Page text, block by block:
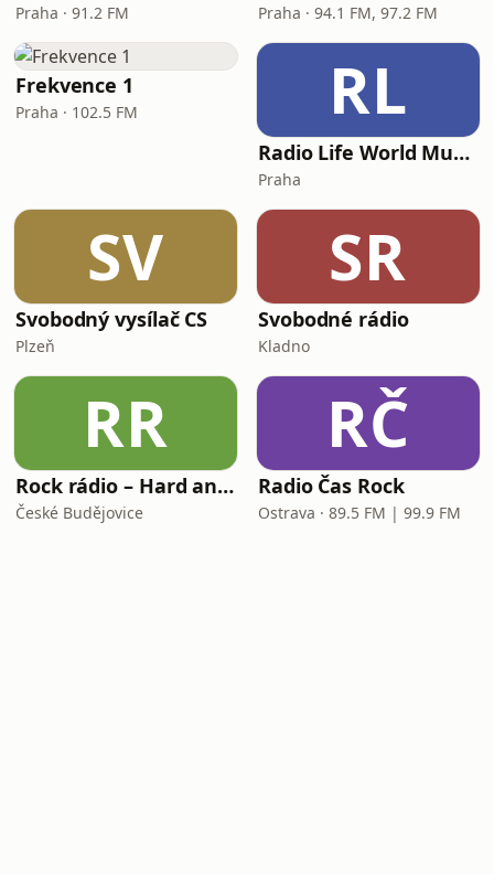
Praha · 91.2 FM Praha · 94.1 FM, 97.2 FM
Frekvence 1
Praha · 102.5 FM RL
Radio Life World Music Station
Praha
SV
Svobodný vysílač CS
Plzeň
SR
Svobodné rádio
Kladno
RR
Rock rádio – Hard and Heavy
České Budějovice
RČ
Radio Čas Rock
Ostrava · 89.5 FM | 99.9 FM